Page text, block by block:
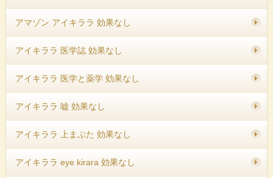
アマゾン アイキララ 効果なし
アイキララ 医学誌 効果なし
アイキララ 医学と薬学 効果なし
アイキララ 嘘 効果なし
アイキララ 上まぶた 効果なし
アイキララ eye kirara 効果なし